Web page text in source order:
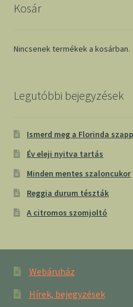
Kosár
Nincsenek termékek a kosárban.
Legutóbbi bejegyzések
Ismerd meg a Florinda
Év eleji nyitva tartás
Minden mentes szaloncukor
Reggia durum tészták
A citromos szomjoltó
Webáruház
Hírek, bejegyzések